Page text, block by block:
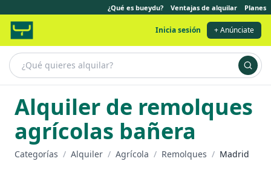
¿Qué es bueydu? Ventajas de alquilar Planes
Inicia sesión + Anúnciate
Alquiler de remolques
agrícolas bañera
Categorías / Alquiler / Agrícola / Remolques / Madrid